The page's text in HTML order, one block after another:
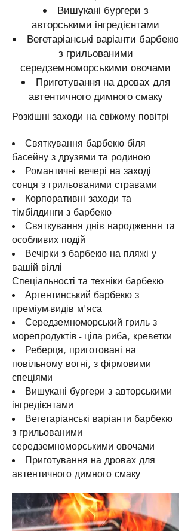
Вишукані бургери з
авторськими інгредієнтами
Вегетаріанські варіанти барбекю
з грильованими
середземноморськими овочами
Приготування на дровах для
автентичного димного смаку
Розкішні заходи на свіжому повітрі
Святкування барбекю біля
басейну з друзями та родиною
Романтичні вечері на заході
сонця з грильованими стравами
Корпоративні заходи та
тімбілдинги з барбекю
Святкування днів народження та
особливих подій
Вечірки з барбекю на пляжі у
вашій віллі
Спеціальності та техніки барбекю
Аргентинський барбекю з
преміум-видів м'яса
Середземноморський гриль з
морепродуктів - ціла риба, креветки
Реберця, приготовані на
повільному вогні, з фірмовими
спеціями
Вишукані бургери з авторськими
інгредієнтами
Вегетаріанські варіанти барбекю
з грильованими
середземноморськими овочами
Приготування на дровах для
автентичного димного смаку